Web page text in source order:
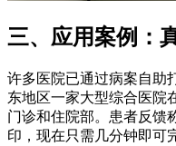
三、应用案例：
许多医院已通过病案自助
东地区一家大型综合医院
门诊和住院部。患者反馈
印，现在只需几分钟即可